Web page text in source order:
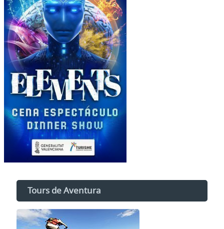
Tours de Aventura